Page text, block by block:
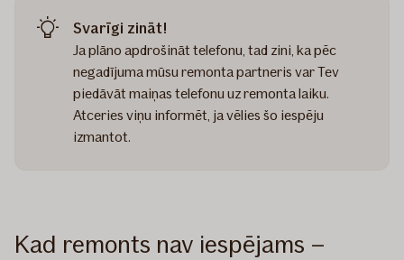
Svarīgi zināt!
Ja plāno apdrošināt telefonu, tad zini, ka pēc
negadījuma mūsu remonta partneris var Tev
piedāvāt maiņas telefonu uz remonta laiku.
Atceries viņu informēt, ja vēlies šo iespēju
izmantot.
Kad remonts nav iespējams –